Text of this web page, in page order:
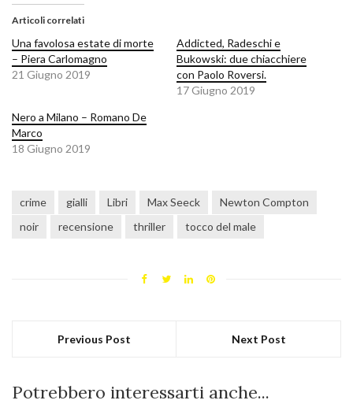
Articoli correlati
Una favolosa estate di morte
– Piera Carlomagno
21 Giugno 2019
Addicted, Radeschi e
Bukowski: due chiacchiere
con Paolo Roversi.
17 Giugno 2019
Nero a Milano – Romano De
Marco
18 Giugno 2019
crime gialli Libri Max Seeck
Newton Compton
noir
recensione thriller tocco del male
Previous Post Next Post
Potrebbero interessarti anche...